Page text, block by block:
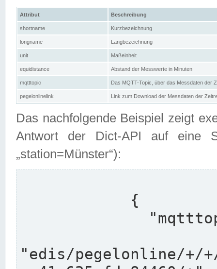
Attribut Beschreibung
shortname Kurzbezeichnung
longname Langbezeichnung
unit Maßeinheit
equidistance Abstand der Messwerte in Minuten
mqtttopic Das MQTT-Topic, über das Messdaten der
pegelonlinelink Link zum Download der Messdaten der
Das nachfolgende Beispiel zeigt
Antwort der Dict-API auf eine
„station=Münster“):
"edis/pegelonline/+/